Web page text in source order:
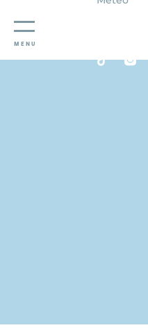
Panneau de gestion des cookies
MENU